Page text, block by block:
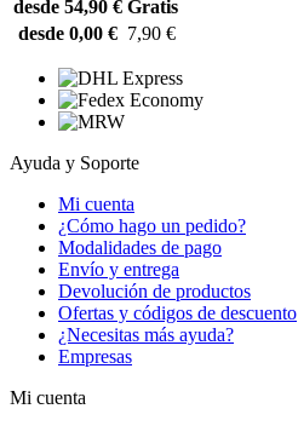
desde 54,90 € Gratis
desde 0,00 € 7,90 €
Ayuda y Soporte
Mi cuenta
¿Cómo hago un pedido?
Modalidades de pago
Envío y entrega
Devolución de productos
Ofertas y códigos de descuento
¿Necesitas más ayuda?
Empresas
Mi cuenta